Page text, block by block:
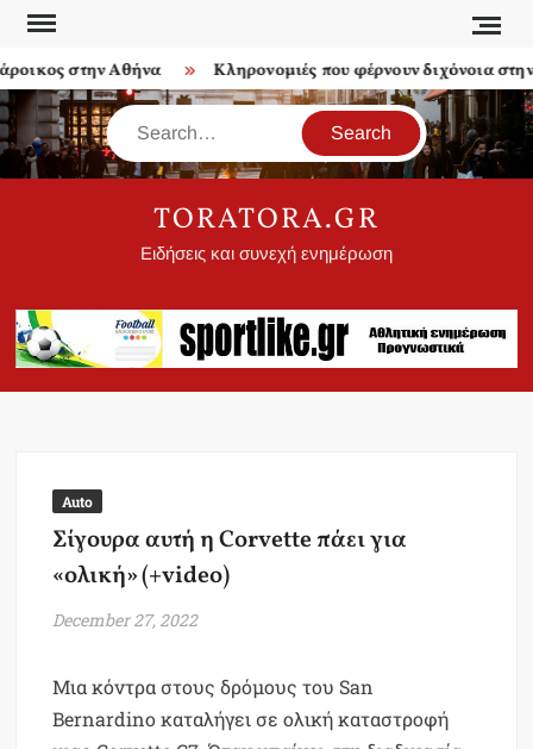
Skip
contentστην Αθήνα Κληρονομιές που φέρνουν διχόνοια στην
Search
TORATORA.GR
Ειδήσεις και συνεχή ενημέρωση
Auto
Σίγουρα αυτή η Corvette πάει για
«ολική» (+video)
December 27, 2022
Μια κόντρα στους δρόμους του San
Bernardino καταλήγει σε ολική καταστροφή